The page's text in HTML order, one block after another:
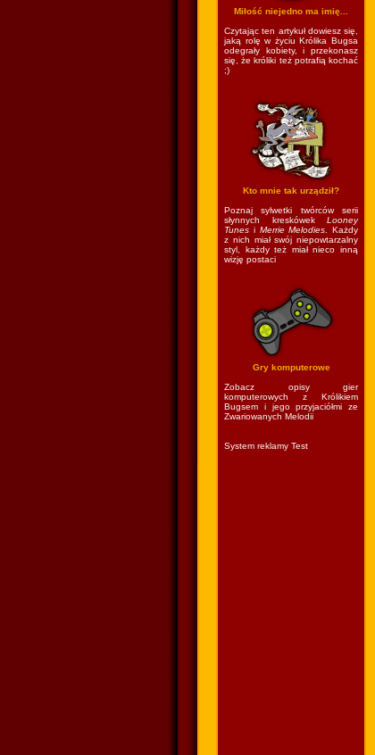
Miłość niejedno ma imię...
Czytając ten artykuł dowiesz się,
jaką rolę w życiu Królika Bugsa
odegrały kobiety, i przekonasz
się, że króliki też potrafią kochać
;)
Kto mnie tak urządził?
Poznaj sylwetki twórców serii
słynnych kreskówek Looney
Tunes i Merrie Melodies . Każdy
z nich miał swój niepowtarzalny
styl, każdy też miał nieco inną
wizję postaci
Gry komputerowe
Zobacz opisy gier
komputerowych z Królikiem
Bugsem i jego przyjaciółmi ze
Zwariowanych Melodii
System reklamy Test